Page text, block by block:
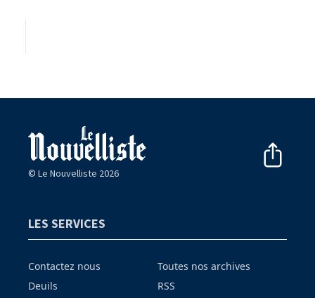
© Le Nouvelliste 2026
LES SERVICES
Contactez nous
Deuils
Toutes nos archives
RSS